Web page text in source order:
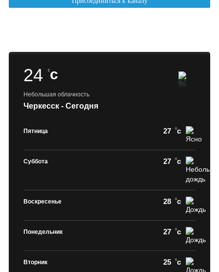
24 c
Небольшая облачность
Черкесск - Сегодня
Пятница 27 c
Суббота 27 c
Воскресенье 28 c
Понедельник 27 c
Вторник 25 c